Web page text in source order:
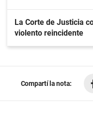
La Corte de Justicia
violento reincidente
Compartí la nota: